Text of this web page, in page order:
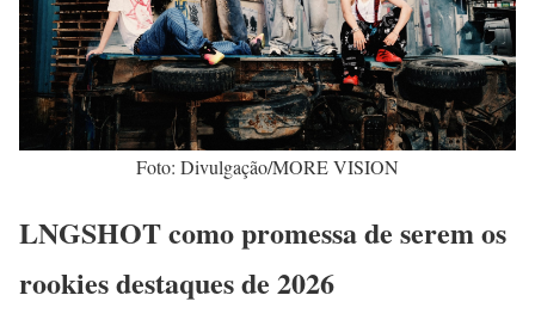
Foto: Divulgação/MORE VISION
LNGSHOT como promessa de serem os
rookies destaques de 2026